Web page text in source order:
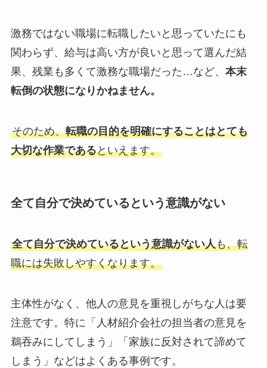
激務ではない職場に転職したいと思っていたにも
関わらず、給与は高い方が良いと思って選んだ結
果、残業も多くて激務な職場だった…など、 本末
転倒の状態になりかねません。
そのため、転職の目的を明確にすることはとても
大切な作業であるといえます。
全て自分で決めているという意識がない
全て自分で決めているという意識がない人も、転
職には失敗しやすくなります。
主体性がなく、他人の意見を重視しがちな人は要
注意です。特に「人材紹介会社の担当者の意見を
鵜吞みにしてしまう」「家族に反対されて諦めて
しまう」などはよくある事例です。